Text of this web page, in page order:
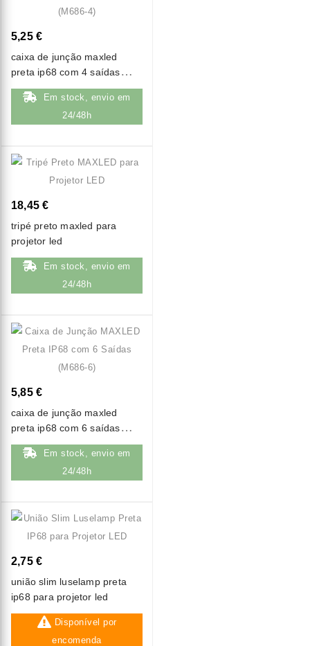
5,25 €
caixa de junção maxled
preta ip68 com 4 saídas
(m686-4)
Em stock, envio em
24/48h
18,45 €
tripé preto maxled para
projetor led
Em stock, envio em
24/48h
5,85 €
caixa de junção maxled
preta ip68 com 6 saídas
(m686-6)
Em stock, envio em
24/48h
2,75 €
união slim luselamp preta
ip68 para projetor led
Disponível por
encomenda